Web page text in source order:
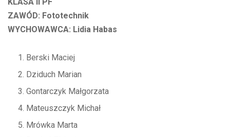
ZAWÓD: Fototechnik
WYCHOWAWCA: Lidia Habas
Berski Maciej
Dziduch Marian
Gontarczyk Małgorzata
Mateuszczyk Michał
Mrówka Marta